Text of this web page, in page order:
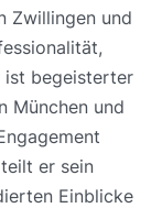
Zwillingen und
ist begeisterter
München und
er sein
Einblicke